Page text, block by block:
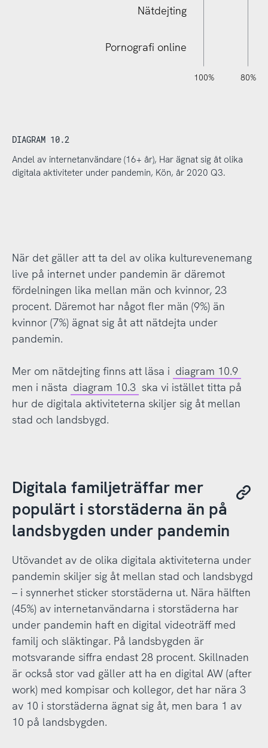
Pornografi online
Nätdejting
-40%
-20% 80%
100%
120%
140%
DIAGRAM 10.2
Andel av internetanvändare (16+ år), Har ägnat sig åt olika
digitala aktiviteter under pandemin, Kön, år 2020 Q3.
När det gäller att ta del av olika kulturevenemang
live på internet under pandemin är däremot
fördelningen lika mellan män och kvinnor, 23
procent. Däremot har något fler män (9%) än
kvinnor (7%) ägnat sig åt att nätdejta under
pandemin.
Mer om nätdejting finns att läsa i diagram 10.9
men i nästa diagram 10.3 ska vi istället titta på
hur de digitala aktiviteterna skiljer sig åt mellan
stad och landsbygd.
Digitala familjeträffar mer
populärt i storstäderna än på
landsbygden under pandemin
Utövandet av de olika digitala aktiviteterna under
pandemin skiljer sig åt mellan stad och landsbygd
– i synnerhet sticker storstäderna ut. Nära hälften
(45%) av internetanvändarna i storstäderna har
under pandemin haft en digital videoträff med
familj och släktingar. På landsbygden är
motsvarande siffra endast 28 procent. Skillnaden
är också stor vad gäller att ha en digital AW (after
work) med kompisar och kollegor, det har nära 3
av 10 i storstäderna ägnat sig åt, men bara 1 av
10 på landsbygden.